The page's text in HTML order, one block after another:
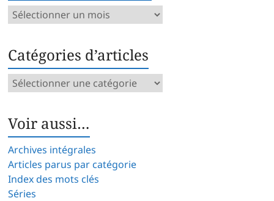
Archives
Catégories d’articles
Catégories
Voir aussi…
Archives intégrales
Articles parus par catégorie
Index des mots clés
Séries